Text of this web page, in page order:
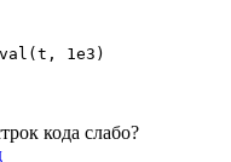
1e3)
кода слабо?